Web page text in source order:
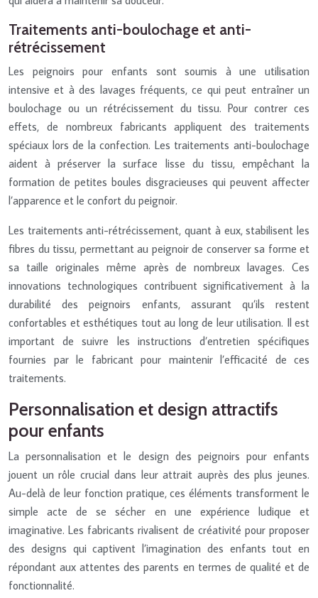
Traitements anti-boulochage et anti-
rétrécissement
Les peignoirs pour enfants sont soumis à une utilisation
intensive et à des lavages fréquents, ce qui peut entraîner un
boulochage ou un rétrécissement du tissu. Pour contrer ces
effets, de nombreux fabricants appliquent des traitements
spéciaux lors de la confection. Les traitements anti-boulochage
aident à préserver la surface lisse du tissu, empêchant la
formation de petites boules disgracieuses qui peuvent affecter
l’apparence et le confort du peignoir.
Les traitements anti-rétrécissement, quant à eux, stabilisent les
fibres du tissu, permettant au peignoir de conserver sa forme et
sa taille originales même après de nombreux lavages. Ces
innovations technologiques contribuent significativement à la
durabilité des peignoirs enfants, assurant qu’ils restent
confortables et esthétiques tout au long de leur utilisation. Il est
important de suivre les instructions d’entretien spécifiques
fournies par le fabricant pour maintenir l’efficacité de ces
traitements.
Personnalisation et design attractifs
pour enfants
La personnalisation et le design des peignoirs pour enfants
jouent un rôle crucial dans leur attrait auprès des plus jeunes.
Au-delà de leur fonction pratique, ces éléments transforment le
simple acte de se sécher en une expérience ludique et
imaginative. Les fabricants rivalisent de créativité pour proposer
des designs qui captivent l’imagination des enfants tout en
répondant aux attentes des parents en termes de qualité et de
fonctionnalité.